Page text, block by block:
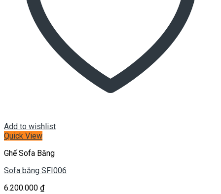
Add to wishlist
Quick View
Ghế Sofa Băng
Sofa băng SFI006
6.200.000 ₫